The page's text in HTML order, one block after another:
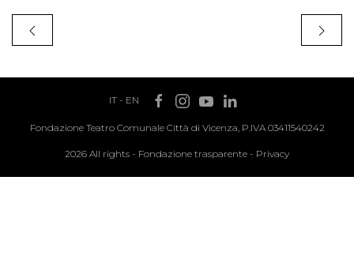
IT- EN
Fondazione Teatro Comunale Città di Vicenza, P.IVA 03411540242
2026 All rights - Fondazione trasparente - Privacy